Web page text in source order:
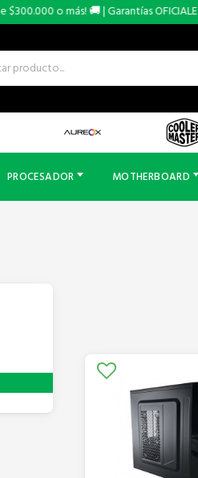
o más! 🚚 | Garantías OFICIALES🔒
PROCESADOR MOTHERBOARD